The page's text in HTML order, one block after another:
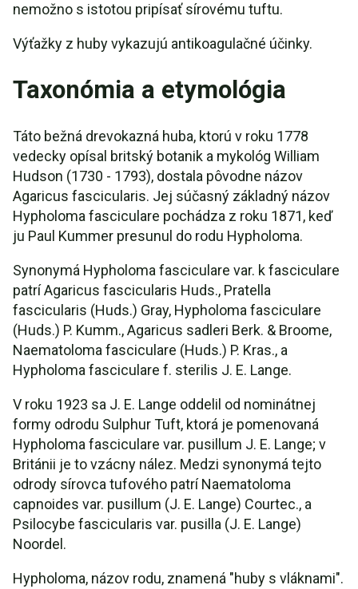
nemožno s istotou pripísať sírovému tuftu.
Výťažky z huby vykazujú antikoagulačné účinky.
Taxonómia a etymológia
Táto bežná drevokazná huba, ktorú v roku 1778
vedecky opísal britský botanik a mykológ William
Hudson (1730 - 1793), dostala pôvodne názov
Agaricus fascicularis. Jej súčasný základný názov
Hypholoma fasciculare pochádza z roku 1871, keď
ju Paul Kummer presunul do rodu Hypholoma.
Synonymá Hypholoma fasciculare var. k fasciculare
patrí Agaricus fascicularis Huds., Pratella
fascicularis (Huds.) Gray, Hypholoma fasciculare
(Huds.) P. Kumm., Agaricus sadleri Berk. & Broome,
Naematoloma fasciculare (Huds.) P. Kras., a
Hypholoma fasciculare f. sterilis J. E. Lange.
V roku 1923 sa J. E. Lange oddelil od nominátnej
formy odrodu Sulphur Tuft, ktorá je pomenovaná
Hypholoma fasciculare var. pusillum J. E. Lange; v
Británii je to vzácny nález. Medzi synonymá tejto
odrody sírovca tufového patrí Naematoloma
capnoides var. pusillum (J. E. Lange) Courtec., a
Psilocybe fascicularis var. pusilla (J. E. Lange)
Noordel.
Hypholoma, názov rodu, znamená "huby s vláknami".